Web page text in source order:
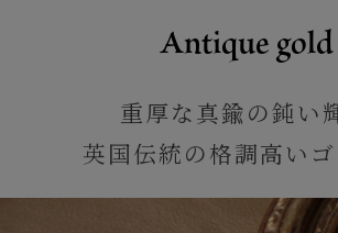
Antique gold
重厚な真鍮の鈍い
英国伝統の格調高い